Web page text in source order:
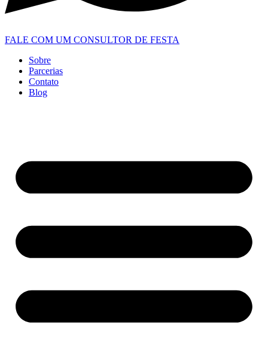
FALE COM UM CONSULTOR DE FESTA
Sobre
Parcerias
Contato
Blog